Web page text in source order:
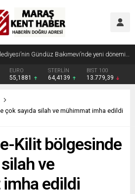
Fuarı’nda Madrigal Coşkusu
EURO
55,1881
STERLİN
64,4139
BIST 100
13.779,39
çok sayıda silah ve mühimmat imha edildi
Kilit bölgesinde
ve
edildi